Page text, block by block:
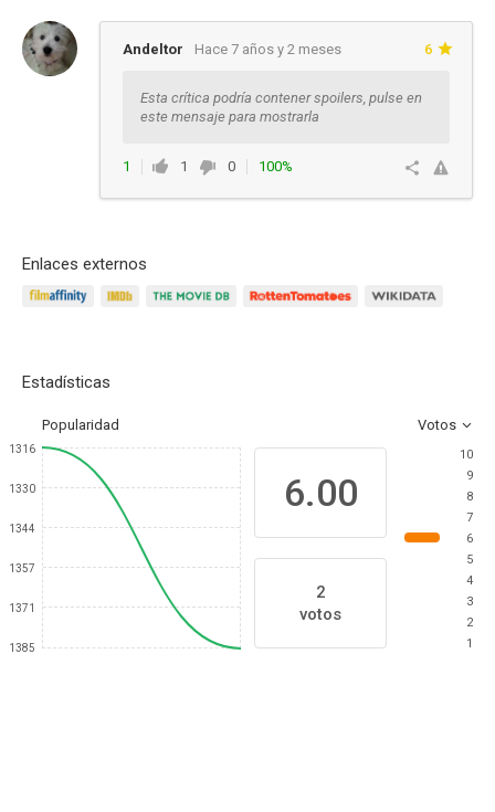
Andeltor Hace 7 años y 2 meses 6
Esta crítica podría contener spoilers, pulse en
este mensaje para mostrarla
1 1 0
100%
Enlaces externos
Estadísticas
Popularidad Votos
1316
1330
1344
1357
1371
1385
6.00
2
votos
10
9
8
7
6
5
4
3
2
1